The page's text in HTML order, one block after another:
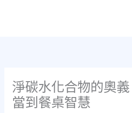
淨碳水化合物的奧
當到餐桌智慧